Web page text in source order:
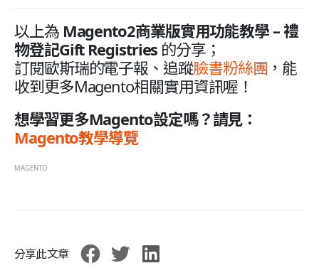
以上為 Magento2商業版實用功能教學 – 禮
物登記Gift Registries 的分享；
訂閱歐斯瑞的電子報、追蹤臉書粉絲團 ，能
收到更多Magento相關實用資訊喔！
想學習更多Magento設定嗎？請見：
Magento教學導覽
MAGENTO
分享此文章